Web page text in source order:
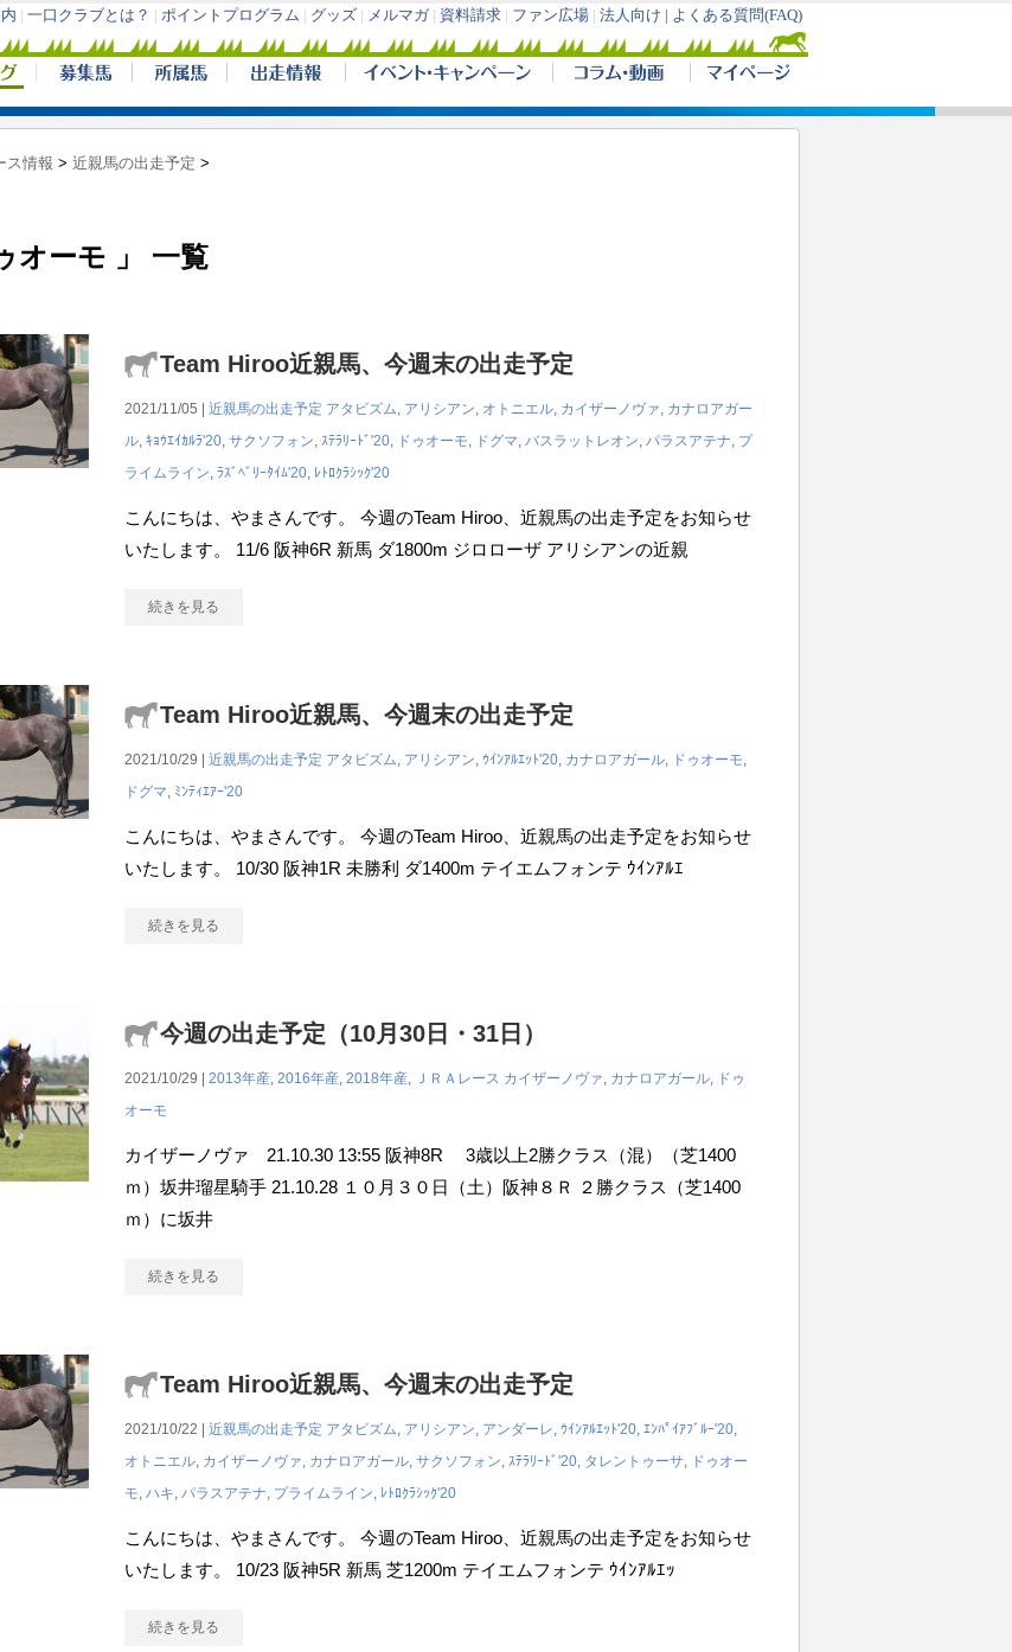
ス情報 > 近親馬の出走予定 >
オーモ 」 一覧
Team Hiroo近親馬、今週末の出走予定
2021/11/05 | 近親馬の出走予定 アタビズム, アリシアン, オトニエル, カイザーノヴァ, カナロアガー
ル, ｷｮｳｴｲｶﾙﾗ'20, サクソフォン, ｽﾃﾗﾘｰﾄﾞ'20, ドゥオーモ, ドグマ, バスラットレオン, パラスアテナ, プ
ライムライン, ﾗｽﾞﾍﾞﾘｰﾀｲﾑ'20, ﾚﾄﾛｸﾗｼｯｸ'20
こんにちは、やまさんです。 今週のTeam Hiroo、近親馬の出走予定をお知らせ
いたします。 11/6 阪神6R 新馬 ダ1800m ジロローザ アリシアンの近親
続きを見る
Team Hiroo近親馬、今週末の出走予定
2021/10/29 | 近親馬の出走予定 アタビズム, アリシアン, ｳｲﾝｱﾙｴｯﾄ'20, カナロアガール, ドゥオーモ,
ドグマ, ﾐﾝﾃｨｴｱｰ'20
こんにちは、やまさんです。 今週のTeam Hiroo、近親馬の出走予定をお知らせ
いたします。 10/30 阪神1R 未勝利 ダ1400m テイエムフォンテ ｳｲﾝｱﾙｴ
続きを見る
今週の出走予定（10月30日・31日）
2021/10/29 | 2013年産, 2016年産, 2018年産, ＪＲＡレース カイザーノヴァ, カナロアガール, ドゥ
オーモ
カイザーノヴァ 21.10.30 13:55 阪神8R 3歳以上2勝クラス（混）（芝1400
ｍ）坂井瑠星騎手 21.10.28 １０月３０日（土）阪神８Ｒ ２勝クラス（芝1400
ｍ）に坂井
続きを見る
Team Hiroo近親馬、今週末の出走予定
2021/10/22 | 近親馬の出走予定 アタビズム, アリシアン, アンダーレ, ｳｲﾝｱﾙｴｯﾄ'20, ｴﾝﾊﾟｲｱﾌﾞﾙｰ'20,
オトニエル, カイザーノヴァ, カナロアガール, サクソフォン, ｽﾃﾗﾘｰﾄﾞ'20, タレントゥーサ, ドゥオー
モ, ハキ, パラスアテナ, プライムライン, ﾚﾄﾛｸﾗｼｯｸ'20
こんにちは、やまさんです。 今週のTeam Hiroo、近親馬の出走予定をお知らせ
いたします。 10/23 阪神5R 新馬 芝1200m テイエムフォンテ ｳｲﾝｱﾙｴｯ
続きを見る